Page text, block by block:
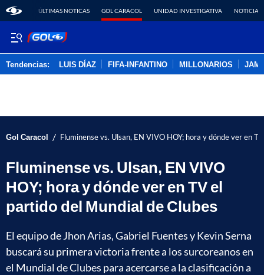
ÚLTIMAS NOTICAS GOL CARACOL UNIDAD INVESTIGATIVA NOTICIAS
Tendencias: LUIS DÍAZ FIFA-INFANTINO MILLONARIOS
Gol Caracol / Fluminense vs. Ulsan, EN VIVO HOY; hora y dónde ver en
Fluminense vs. Ulsan, EN VIVO
HOY; hora y dónde ver en TV el
partido del Mundial de Clubes
El equipo de Jhon Arias, Gabriel Fuentes y Kevin Serna
buscará su primera victoria frente a los surcoreanos en
el Mundial de Clubes para acercarse a la clasificación a